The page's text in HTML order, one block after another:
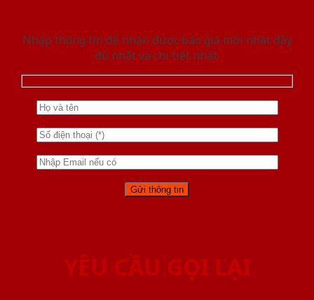
Nhập thông tin để nhận được báo giá mới nhât đầy
đủ nhất và chi tiết nhất.
YÊU CẦU GỌI LẠI